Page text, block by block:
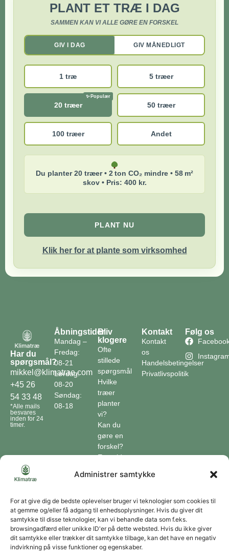
Administrer samtykke
For at give dig de bedste oplevelser bruger vi teknologier som cookies til
at gemme og/eller få adgang til enhedsoplysninger. Hvis du giver dit
samtykke til disse teknologier, kan vi behandle data som f.eks.
browsingadfærd eller unikke ID'er på dette websted. Hvis du ikke giver
dit samtykke eller trækker dit samtykke tilbage, kan det have en negativ
indvirkning på visse funktioner og egenskaber.
PLANT ET TRÆ I DAG
SAMMEN KAN VI ALLE GØRE EN FORSKEL
GIV I DAG GIV MÅNEDLIGT
1 træ 5 træer
20 træer 50 træer
100 træer Andet
Du planter 20 træer • 2 ton CO₂ mindre • 58 m²
skov • Pris: 400 kr.
PLANT NU
Klik her for at plante som virksomhed
Har du
spørgsmål?
mikkel@klimatrae.com
+45 26
54 33 48
*Alle mails
besvares
inden for 24
timer.
Åbningstider
Mandag –
Fredag:
08-21
Lørdag:
08-20
Søndag:
08-18
Bliv
klogere
Ofte
stillede
spørgsmål
Hvilke
træer
planter
vi?
Kan du
gøre en
forskel?
En guide
Klimaordbogen
optager
træer
co2?
Kontakt
Kontakt
os
Handelsbetingelser
Privatlivspolitik
Følg os
Forbliv forbundet